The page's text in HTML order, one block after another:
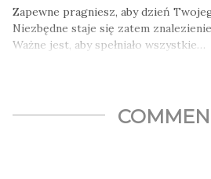
Zapewne pragniesz, aby dzień
Niezbędne staje się zatem
Ważne jest, aby spełniało wszystkie…